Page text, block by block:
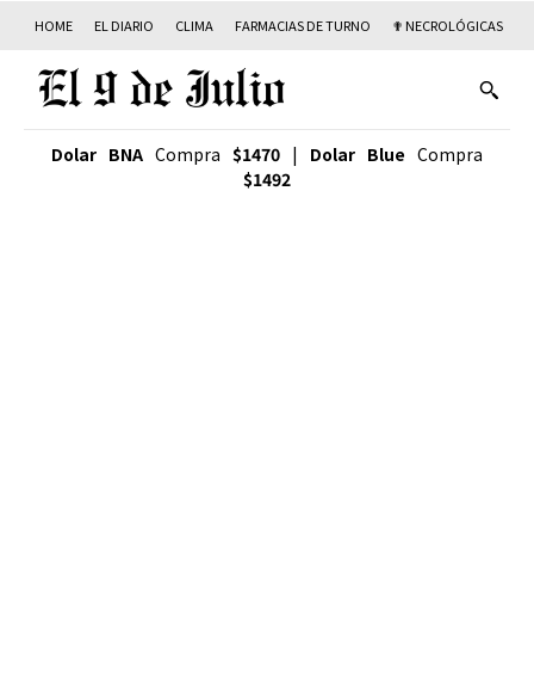
HOME EL DIARIO CLIMA FARMACIAS DE TURNO ✟ NECROLÓGICAS
Dolar BNA Compra $1470 | Dolar Blue Compra
$1492